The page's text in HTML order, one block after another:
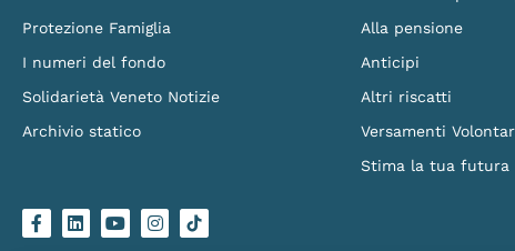
Protezione Famiglia
I numeri del fondo
Solidarietà Veneto Notizie
Archivio statico
c
e
n
k
u
t
s
t
g
o
Alla pensione
Anticipi
Altri riscatti
Versamenti
Stima la tua futura